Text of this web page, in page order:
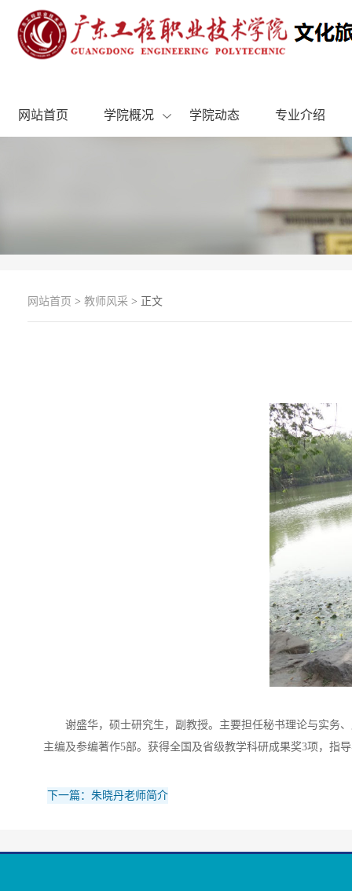
网站首页 学院概况 学院动态 专业介绍
网站首页 > 教师风采 > 正文
谢盛华，硕士研究生，副教授。主要担任秘书理论与实务
主编及参编著作5部。获得全国及省级教学科研成果奖3项，指
下一篇：朱晓丹老师简介